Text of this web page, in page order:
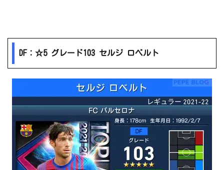
DF：☆5 グレード103 セルジ ロベルト